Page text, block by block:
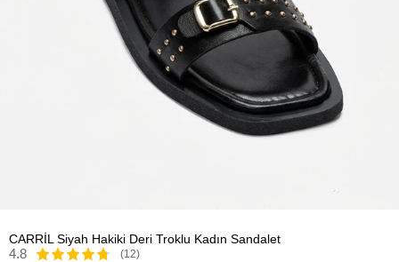
CARRİL Siyah Hakiki Deri Troklu Kadın Sandalet
4.8 (12)